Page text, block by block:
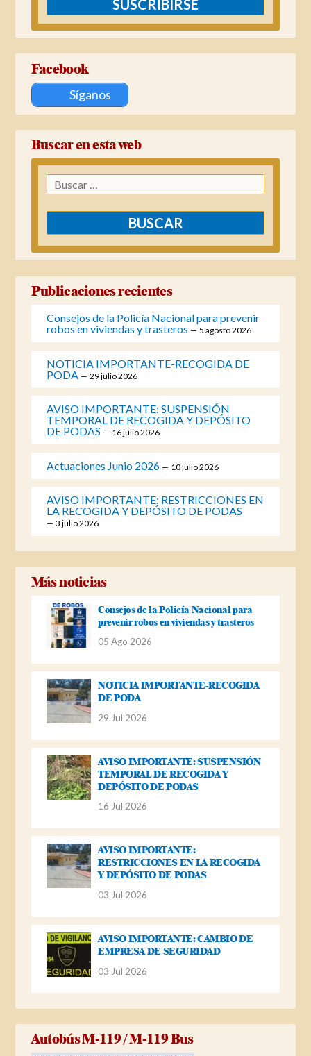
SUSCRIBIRSE
Facebook
Síganos
Buscar en esta web
Buscar:
Publicaciones recientes
Consejos de la Policía Nacional para prevenir
robos en viviendas y trasteros
5 agosto 2026
NOTICIA IMPORTANTE-RECOGIDA DE
PODA
29 julio 2026
AVISO IMPORTANTE: SUSPENSIÓN
TEMPORAL DE RECOGIDA Y DEPÓSITO
DE PODAS
16 julio 2026
Actuaciones Junio 2026 10 julio 2026
AVISO IMPORTANTE: RESTRICCIONES EN
LA RECOGIDA Y DEPÓSITO DE PODAS
3 julio 2026
Más noticias
Consejos de la Policía Nacional para
prevenir robos en viviendas y trasteros
05 Ago 2026
NOTICIA IMPORTANTE-RECOGIDA
DE PODA
29 Jul 2026
AVISO IMPORTANTE: SUSPENSIÓN
TEMPORAL DE RECOGIDA Y
DEPÓSITO DE PODAS
16 Jul 2026
AVISO IMPORTANTE:
RESTRICCIONES EN LA RECOGIDA
Y DEPÓSITO DE PODAS
03 Jul 2026
AVISO IMPORTANTE: CAMBIO DE
EMPRESA DE SEGURIDAD
03 Jul 2026
Autobús M-119 / M-119 Bus